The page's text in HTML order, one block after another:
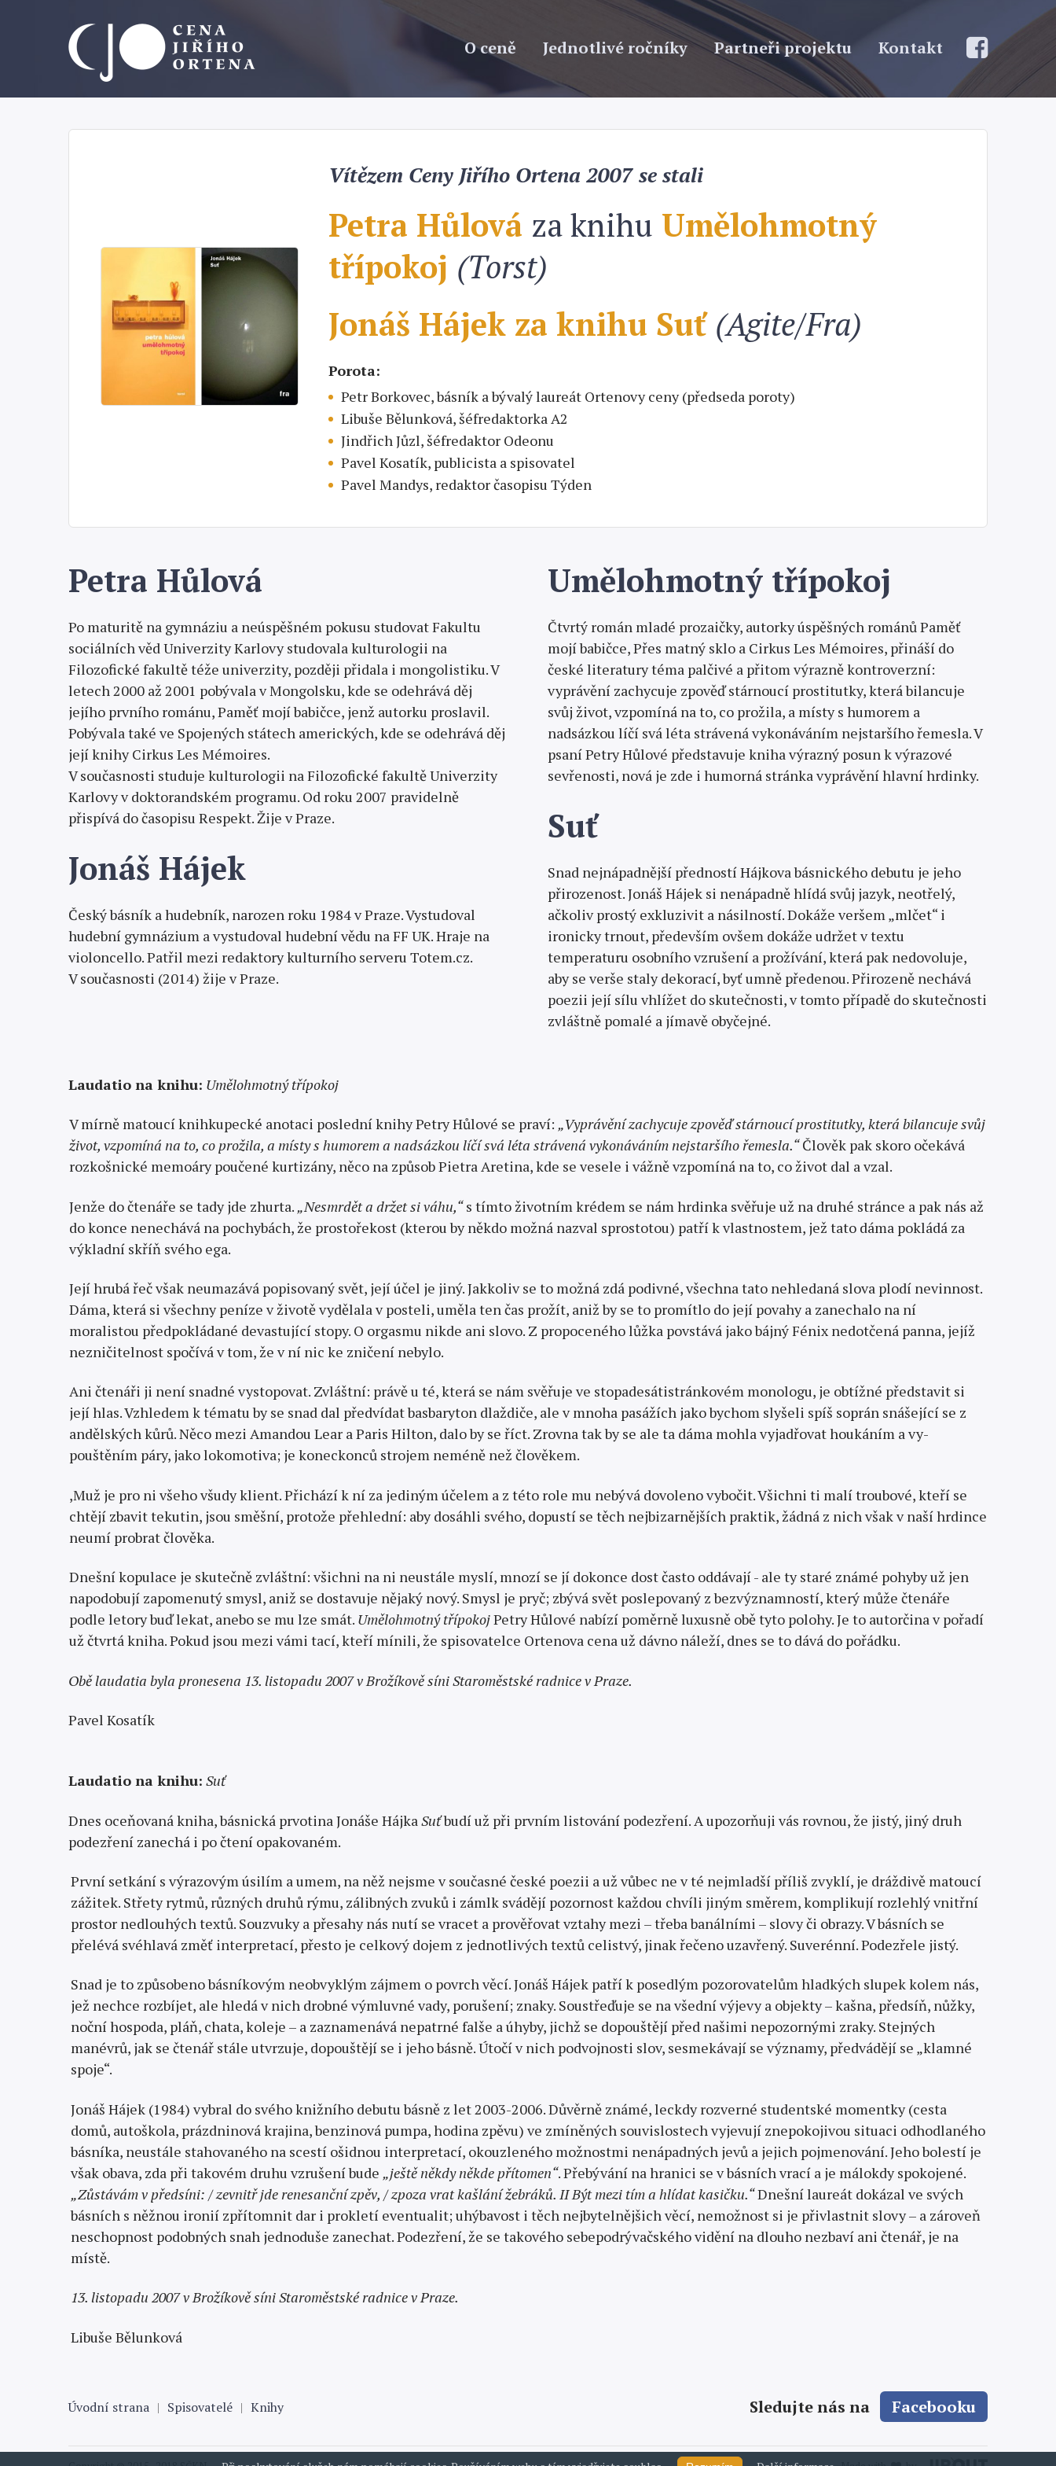
O ceně Jednotlivé ročníky Partneři projektu Kontakt
Vítězem Ceny Jiřího Ortena 2007 se stali
Petra Hůlová za knihu Umělohmotný
třípokoj (Torst)
Jonáš Hájek za knihu Suť (Agite/Fra)
Porota:
Petr Borkovec, básník a bývalý laureát Ortenovy ceny (předseda poroty)
Libuše Bělunková, šéfredaktorka A2
Jindřich Jůzl, šéfredaktor Odeonu
Pavel Kosatík, publicista a spisovatel
Pavel Mandys, redaktor časopisu Týden
Petra Hůlová
Po maturitě na gymnáziu a neúspěšném pokusu studovat Fakultu
sociálních věd Univerzity Karlovy studovala kulturologii na
Filozofické fakultě téže univerzity, později přidala i mongolistiku. V
letech 2000 až 2001 pobývala v Mongolsku, kde se odehrává děj
jejího prvního románu, Paměť mojí babičce, jenž autorku proslavil.
Pobývala také ve Spojených státech amerických, kde se odehrává děj
její knihy Cirkus Les Mémoires.
V současnosti studuje kulturologii na Filozofické fakultě Univerzity
Karlovy v doktorandském programu. Od roku 2007 pravidelně
přispívá do časopisu Respekt. Žije v Praze.
Jonáš Hájek
Český básník a hudebník, narozen roku 1984 v Praze. Vystudoval
hudební gymnázium a vystudoval hudební vědu na FF UK. Hraje na
violoncello. Patřil mezi redaktory kulturního serveru Totem.cz.
V současnosti (2014) žije v Praze.
Umělohmotný třípokoj
Čtvrtý román mladé prozaičky, autorky úspěšných románů Paměť
mojí babičce, Přes matný sklo a Cirkus Les Mémoires, přináší do
české literatury téma palčivé a přitom výrazně kontroverzní:
vyprávění zachycuje zpověď stárnoucí prostitutky, která bilancuje
svůj život, vzpomíná na to, co prožila, a místy s humorem a
nadsázkou líčí svá léta strávená vykonáváním nejstaršího řemesla. V
psaní Petry Hůlové představuje kniha výrazný posun k výrazové
sevřenosti, nová je zde i humorná stránka vyprávění hlavní hrdinky.
Suť
Snad nejnápadnější předností Hájkova básnického debutu je jeho
přirozenost. Jonáš Hájek si nenápadně hlídá svůj jazyk, neotřelý,
ačkoliv prostý exkluzivit a násilností. Dokáže veršem „mlčet“ i
ironicky trnout, především ovšem dokáže udržet v textu
temperaturu osobního vzrušení a prožívání, která pak nedovoluje,
aby se verše staly dekorací, byť umně předenou. Přirozeně nechává
poezii její sílu vhlížet do skutečnosti, v tomto případě do skutečnosti
zvláštně pomalé a jímavě obyčejné.
Laudatio na knihu: Umělohmotný třípokoj
V mírně matoucí knihkupecké anotaci poslední knihy Petry Hůlové se praví:„Vy­právění zachycuje zpověď stárnoucí prostitutky, která bilancuje svůj
život, vzpomíná na to, co prožila, a místy s humorem a nadsázkou líčí svá léta strávená vykonává­ním nejstaršího řemesla.“Člověk pak skoro očekává
rozkošnické memoáry poučené kurtizány, něco na způsob Pietra Aretina, kde se vesele i vážně vzpomíná na to, co život dal a vzal.
Jenže do čtenáře se tady jde zhurta. „Nesmrdět a držet si váhu,“s tímto životním krédem se nám hrdinka svěřuje už na druhé stránce a pak nás až
do konce nenechá­vá na pochybách, že prostořekost (kterou by někdo možná nazval sprostotou) patří k vlastnostem, jež tato dáma pokládá za
výkladní skříň svého ega.
Její hrubá řeč však neumazává popisovaný svět, její účel je jiný. Jakkoliv se to možná zdá podivné, všechna tato nehledaná slova plodí nevinnost.
Dáma, která si všechny peníze v životě vydělala v posteli, uměla ten čas prožít, aniž by se to promítlo do její povahy a zanechalo na ní
moralistou předpokládané devastující stopy. O or­gasmu nikde ani slovo. Z propoceného lůžka povstává jako bájný Fénix nedotčená panna, jejíž
nezničitelnost spočívá v tom, že v ní nic ke zničení nebylo.
Ani čtenáři ji není snadné vystopovat. Zvláštní: právě u té, která se nám svěřuje ve stopadesátistránkovém monologu, je obtížné představit si
její hlas. Vzhledem k té­matu by se snad dal předvídat basbaryton dlaždiče, ale v mnoha pasážích jako bychom slyšeli spíš soprán snášející se z
andělských kůrů. Něco mezi Amandou Lear a Paris Hilton, dalo by se říct. Zrovna tak by se ale ta dáma mohla vyjadřovat houkáním a vy­
pouštěním páry, jako lokomotiva; je koneckonců strojem neméně než člověkem.
,Muž je pro ni všeho všudy klient. Přichází k ní za jediným účelem a z této role mu nebývá dovoleno vybočit. Všichni ti malí troubové, kteří se
chtějí zbavit tekutin, jsou směšní, protože přehlední: aby dosáhli svého, dopustí se těch nejbizarnějších praktik, žádná z nich však v naší hrdince
neumí probrat člověka.
Dnešní kopulace je skutečně zvláštní: všichni na ni neustále myslí, mnozí se jí dokonce dost často oddávají - ale ty staré známé pohyby už jen
napodobují zapo­menutý smysl, aniž se dostavuje nějaký nový. Smysl je pryč; zbývá svět poslepovaný z bezvýznamností, který může čtenáře
podle letory buď lekat, anebo se mu lze smát. Umělohmotný třípokojPetry Hůlové nabízí poměrně luxusně obě tyto polohy. Je to autorčina v pořadí
už čtvrtá kniha. Pokud jsou mezi vámi tací, kteří mínili, že spiso­vatelce Ortenova cena už dávno náleží, dnes se to dává do pořádku.
Obě laudatia byla pronesena 13. listopadu 2007 v Brožíkově síni Staroměstské radnice v Praze.
Pavel Kosatík
Laudatio na knihu: Suť
Dnes oceňovaná kniha, básnická prvotina Jonáše Hájka Suťbudí už při prvním lis­tování podezření. A upozorňuji vás rovnou, že jistý, jiný druh
podezření zanechá i po čtení opakovaném.
První setkání s výrazovým úsilím a umem, na něž nejsme v současné české poezii a už vůbec ne v té nejmladší příliš zvyklí, je dráždivě matoucí
zážitek. Střety rytmů, různých druhů rýmu, zálibných zvuků i zámlk svádějí pozornost každou chvíli jiným směrem, komplikují rozlehlý vnitřní
prostor nedlouhých textů. Souzvuky a přesa­hy nás nutí se vracet a prověřovat vztahy mezi – třeba banálními – slovy či obrazy. V básních se
přelévá svéhlavá změť interpretací, přesto je celkový dojem z jednotli­vých textů celistvý, jinak řečeno uzavřený. Suverénní. Podezřele jistý.
Snad je to způsobeno básníkovým neobvyklým zájmem o povrch věcí. Jonáš Hájek patří k posedlým pozorovatelům hladkých slupek kolem nás,
jež nechce rozbíjet, ale hledá v nich drobné výmluvné vady, porušení; znaky. Soustřeďuje se na všední výjevy a objekty – kašna, předsíň, nůžky,
noční hospoda, pláň, chata, koleje – a zaznamenává nepatrné falše a úhyby, jichž se dopouštějí před našimi nepozornými zraky. Stejných
manévrů, jak se čtenář stále utvrzuje, dopouštějí se i jeho básně. Útočí v nich podvojnosti slov, sesmekávají se významy, předvádějí se „klamné
spoje“.
Jonáš Hájek (1984) vybral do svého knižního debutu básně z let 2003-2006. Důvěrně známé, leckdy rozverné studentské momentky (cesta
domů, autoškola, prázdninová krajina, benzinová pumpa, hodina zpěvu) ve zmíněných souvislostech vyjevují znepokojivou situaci odhodlaného
básníka, neustále stahovaného na scestí ošidnou interpretací, okouzleného možnostmi nenápadných jevů a jejich pojmeno­vání. Jeho bolestí je
však obava, zda při takovém druhu vzrušení bude „ještě někdy někde přítomen“. Přebývání na hranici se v básních vrací a je málokdy spokojené.
„Zůstávám v předsíni: / zevnitř jde renesanční zpěv, / zpoza vrat kašlání žebráků. II Být mezi tím a hlídat kasičku.“Dnešní laureát dokázal ve svých
básních s něžnou ironií zpřítomnit dar i prokletí eventualit; uhýbavost i těch nejbytelnějšich věcí, nemožnost si je přivlastnit slovy – a zároveň
neschopnost podobných snah jednoduše zanechat. Podezření, že se takového sebepodrývačského vidění na dlouho nezbaví ani čtenář, je na
místě.
13. listopadu 2007 v Brožíkově síni Staroměstské radnice v Praze.
Libuše Bělunková
Úvodní strana Spisovatelé Knihy Sledujte nás na Facebooku